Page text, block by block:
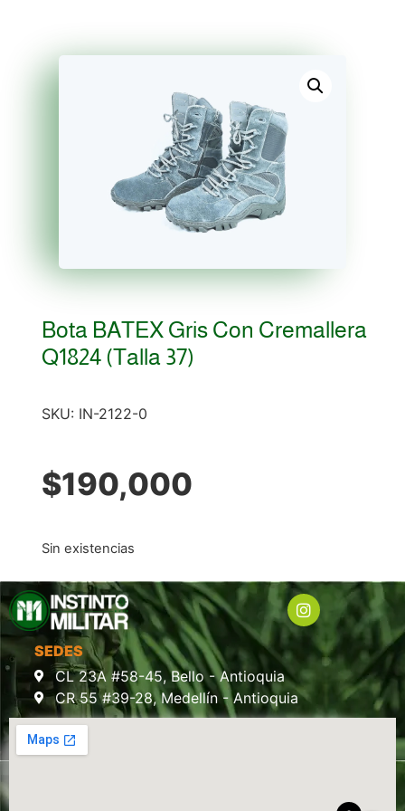
Bota BATEX Gris Con Cremallera
Q1824 (Talla 37)
SKU: IN-2122-0
$190,000
Sin existencias
SEDES
CL 23A #58-45, Bello - Antioquia
CR 55 #39-28, Medellín - Antioquia